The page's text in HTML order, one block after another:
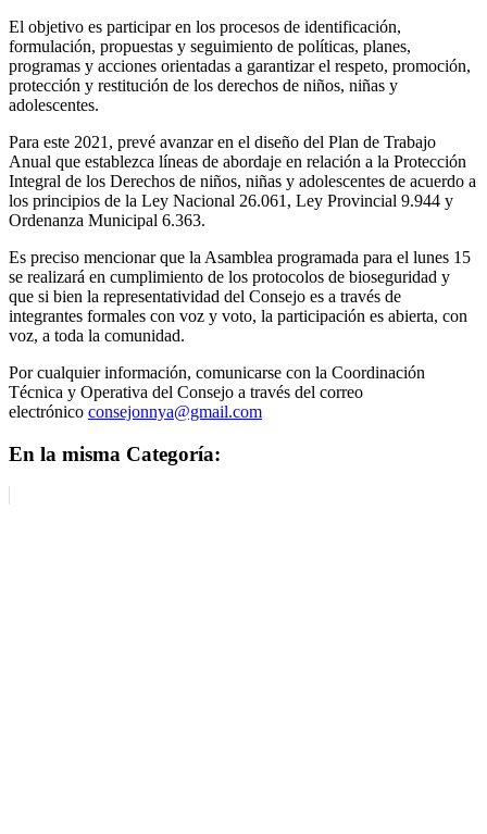
El objetivo es participar en los procesos de identificación,
formulación, propuestas y seguimiento de políticas, planes,
programas y acciones orientadas a garantizar el respeto, promoción,
protección y restitución de los derechos de niños, niñas y
adolescentes.
Para este 2021, prevé avanzar en el diseño del Plan de Trabajo
Anual que establezca líneas de abordaje en relación a la Protección
Integral de los Derechos de niños, niñas y adolescentes de acuerdo a
los principios de la Ley Nacional 26.061, Ley Provincial 9.944 y
Ordenanza Municipal 6.363.
Es preciso mencionar que la Asamblea programada para el lunes 15
se realizará en cumplimiento de los protocolos de bioseguridad y
que si bien la representatividad del Consejo es a través de
integrantes formales con voz y voto, la participación es abierta, con
voz, a toda la comunidad.
Por cualquier información, comunicarse con la Coordinación
Técnica y Operativa del Consejo a través del correo
electrónico consejonnya@gmail.com
En la misma Categoría: